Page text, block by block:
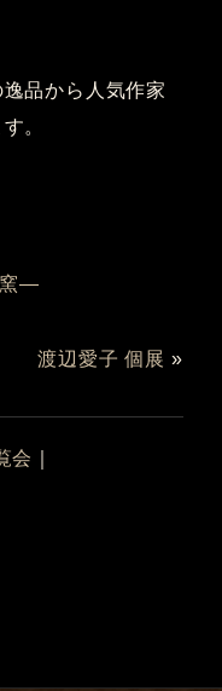
品から人気作家
。
窯―
渡辺愛子 個展 »
会